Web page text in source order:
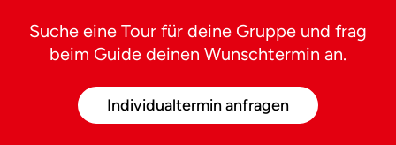
Suche eine Tour für deine Gruppe und frag
beim Guide deinen Wunschtermin an.
Individualtermin anfragen